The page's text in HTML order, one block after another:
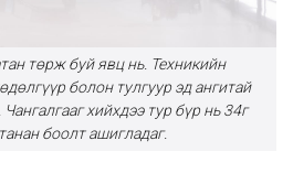
төрж буй явц нь. Техникийн
болон тулгуур эд ангитай
хийхдээ тур бүр нь 34г
боолт ашигладаг.